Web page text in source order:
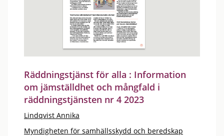
Räddningstjänst för alla : Information
om jämställdhet och mångfald i
räddningstjänsten nr 4 2023
Lindqvist Annika
Myndigheten för samhällsskydd och beredskap